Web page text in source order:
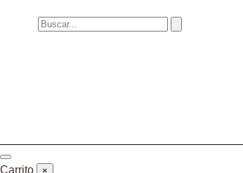
Carrito ×